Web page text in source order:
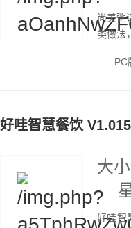
尚美粥
类做法
PC
好哇智慧餐饮
大
好哇智